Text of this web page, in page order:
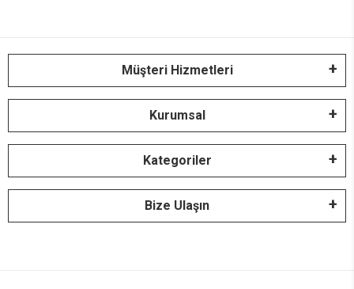
Müşteri Hizmetleri
Kurumsal
Kategoriler
Bize Ulaşın